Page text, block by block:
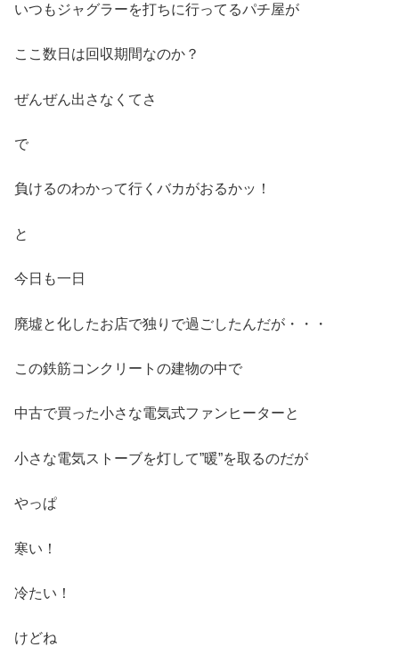
いつもジャグラーを打ちに行ってるパチ屋が
ここ数日は回収期間なのか？
ぜんぜん出さなくてさ
で
負けるのわかって行くバカがおるかッ！
と
今日も一日
廃墟と化したお店で独りで過ごしたんだが・・・
この鉄筋コンクリートの建物の中で
中古で買った小さな電気式ファンヒーターと
小さな電気ストーブを灯して”暖”を取るのだが
やっぱ
寒い！
冷たい！
けどね